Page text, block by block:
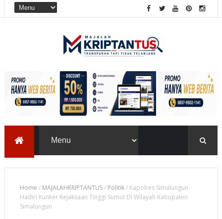
Home / MAJALAHKRIPTANTUS/ Politik/ Kapolres Simalungun
Hadiri Kunker Kejaksaan Tinggi Sumut Di Wilayah Kabupaten
Simalungun